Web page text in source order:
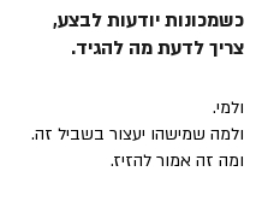
כשמכונות יודעות לבצע,
צריך לדעת מה להגיד.
ולמי.
ולמה שמישהו יעצור בשביל זה.
ומה זה אמור להזיז.